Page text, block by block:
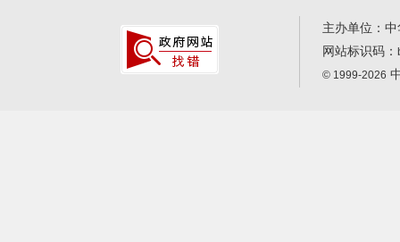
主办单位：
网站标识码：
© 1999-2026